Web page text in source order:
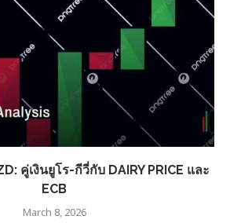
คู่เงินยูโร-กีวี่กับ DAIRY PRICE และ
ECB
March 8, 2026